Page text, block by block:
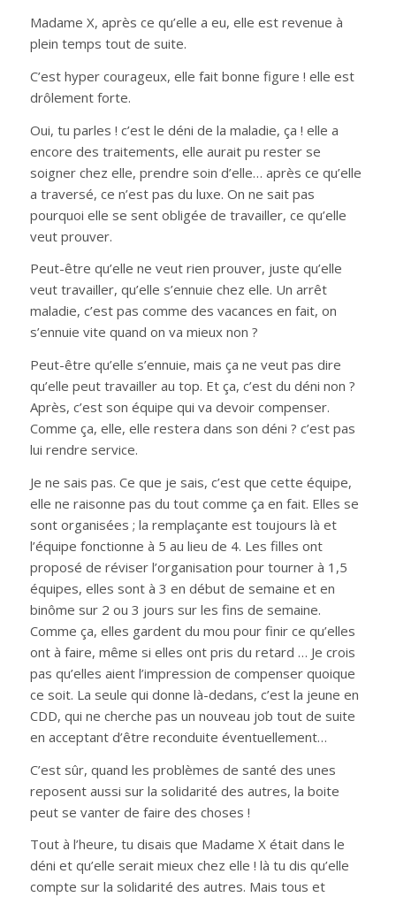
Madame X, après ce qu’elle a eu, elle est revenue à
plein temps tout de suite.
C’est hyper courageux, elle fait bonne figure ! elle est
drôlement forte.
Oui, tu parles ! c’est le déni de la maladie, ça ! elle a
encore des traitements, elle aurait pu rester se
soigner chez elle, prendre soin d’elle… après ce qu’elle
a traversé, ce n’est pas du luxe. On ne sait pas
pourquoi elle se sent obligée de travailler, ce qu’elle
veut prouver.
Peut-être qu’elle ne veut rien prouver, juste qu’elle
veut travailler, qu’elle s’ennuie chez elle. Un arrêt
maladie, c’est pas comme des vacances en fait, on
s’ennuie vite quand on va mieux non ?
Peut-être qu’elle s’ennuie, mais ça ne veut pas dire
qu’elle peut travailler au top. Et ça, c’est du déni non ?
Après, c’est son équipe qui va devoir compenser.
Comme ça, elle, elle restera dans son déni ? c’est pas
lui rendre service.
Je ne sais pas. Ce que je sais, c’est que cette équipe,
elle ne raisonne pas du tout comme ça en fait. Elles se
sont organisées ; la remplaçante est toujours là et
l’équipe fonctionne à 5 au lieu de 4. Les filles ont
proposé de réviser l’organisation pour tourner à 1,5
équipes, elles sont à 3 en début de semaine et en
binôme sur 2 ou 3 jours sur les fins de semaine.
Comme ça, elles gardent du mou pour finir ce qu’elles
ont à faire, même si elles ont pris du retard … Je crois
pas qu’elles aient l’impression de compenser quoique
ce soit. La seule qui donne là-dedans, c’est la jeune en
CDD, qui ne cherche pas un nouveau job tout de suite
en acceptant d’être reconduite éventuellement…
C’est sûr, quand les problèmes de santé des unes
reposent aussi sur la solidarité des autres, la boite
peut se vanter de faire des choses !
Tout à l’heure, tu disais que Madame X était dans le
déni et qu’elle serait mieux chez elle ! là tu dis qu’elle
compte sur la solidarité des autres. Mais tous et